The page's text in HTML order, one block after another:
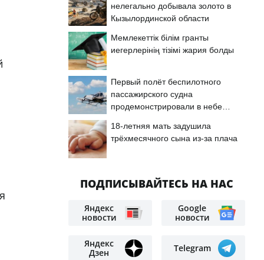
нелегально добывала золото в
Кызылординской области
Мемлекеттік білім гранты
иегерлерінің тізімі жария болды
Первый полёт беспилотного
пассажирского судна
продемонстрировали в небе
18-летняя мать задушила
трёхмесячного сына из-за плача
ПОДПИСЫВАЙТЕСЬ НА НАС
Яндекс
новости
Google
новости
Яндекс
Дзен
Telegram